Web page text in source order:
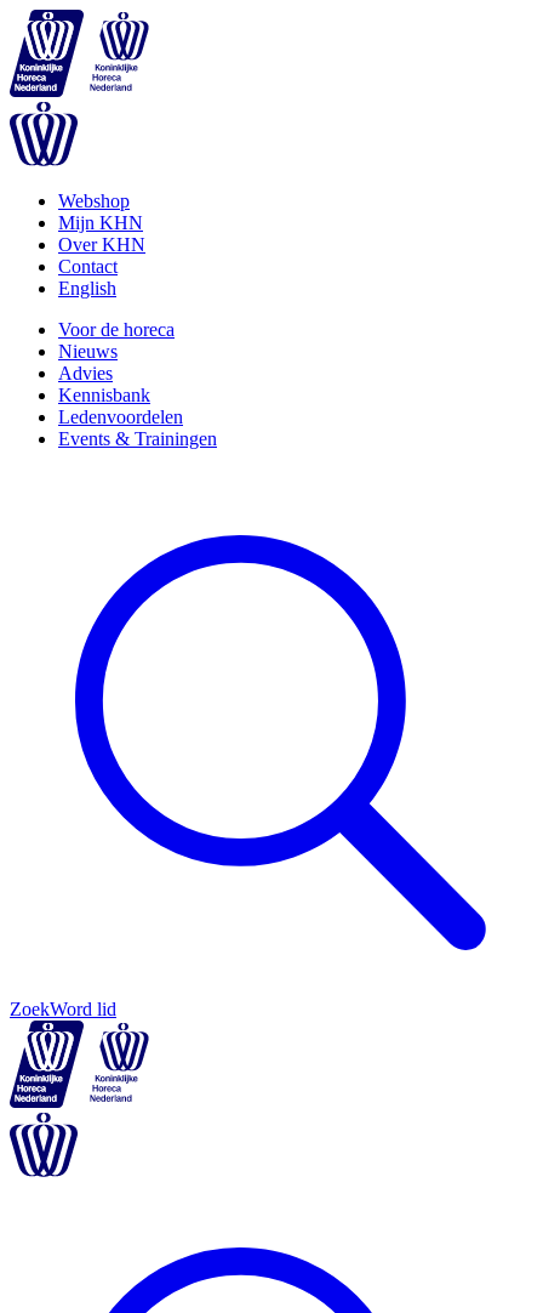
Webshop
Mijn KHN
Over KHN
Contact
English
Voor de horeca
Nieuws
Advies
Kennisbank
Ledenvoordelen
Events & Trainingen
ZoekWord lid